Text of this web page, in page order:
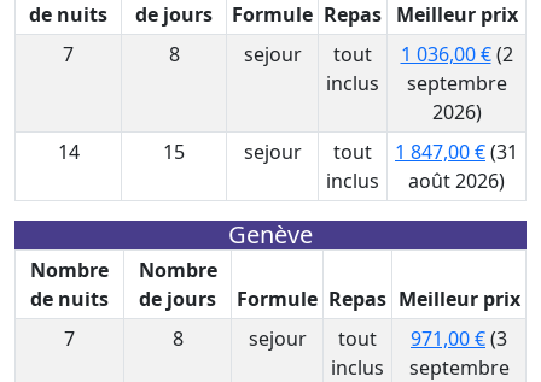
de nuits
de jours
Formule Repas Meilleur prix
7
8 sejour
tout
inclus
1 036,00 €(2
septembre
2026)
14
15 sejour
tout
inclus
1 847,00 €(31
août 2026)
Genève
Nombre
de nuits
Nombre
de jours
Formule Repas Meilleur prix
7
8 sejour
tout
inclus
971,00 €(3
septembre